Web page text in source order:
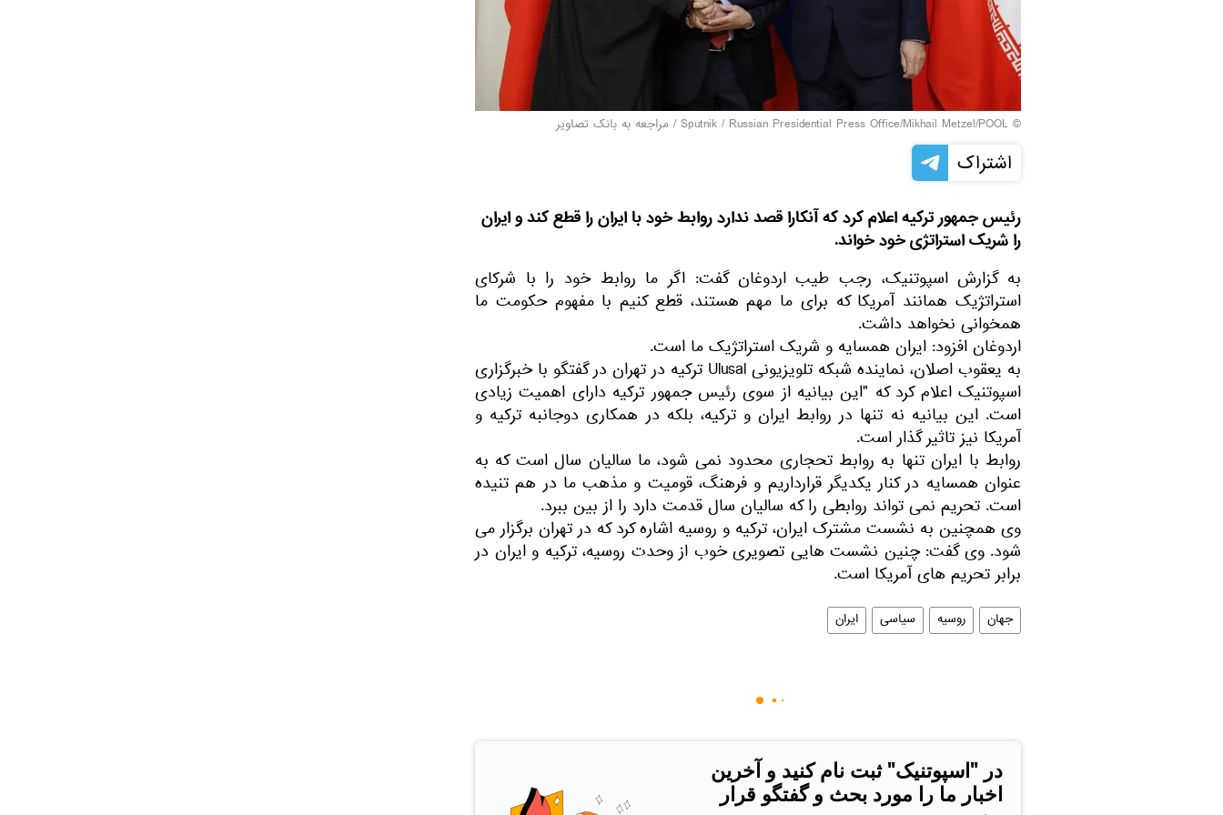
© Sputnik / Russian Presidential Press Office/Mikhail Metzel/POOL
/ مراجعه به بانک تصاویر
اشتراک
رئیس جمهور ترکیه اعلام کرد که آنکارا قصد ندارد روابط خود با ایران را قطع کند و ایران
را شریک استراتژی خود خواند.
به گزارش اسپوتنیک، رجب طیب اردوغان گفت: اگر ما روابط خود را با شرکای
استراتژیک همانند آمریکا که برای ما مهم هستند، قطع کنیم با مفهوم حكومت ما
همخوانی نخواهد داشت.
اردوغان افزود: ایران همسایه و شریک استراتژیک ما است.
به یعقوب اصلان، نماینده شبکه تلویزیونی Ulusal ترکیه در تهران در گفتگو با خبرگزاری
اسپوتنیک اعلام کرد که "این بیانیه از سوی رئیس جمهور ترکیه دارای اهمیت زیادی
است. این بیانیه نه تنها در روابط ایران و ترکیه، بلکه در همکاری دوجانبه ترکیه و
آمریکا نیز تاثیر گذار است.
روابط با ایران تنها به روابط تحجاری محدود نمی شود، ما سالیان سال است که به
عنوان همسایه در کنار یکدیگر قرارداریم و فرهنگ، قومیت و مذهب ما در هم تنیده
است. تحریم نمی تواند روابطی را که سالیان سال قدمت دارد را از بین ببرد.
وی همچنین به نشست مشترک ایران، ترکیه و روسیه اشاره کرد که در تهران برگزار می
شود. وی گفت: چنین نشست هایی تصویری خوب از وحدت روسیه، ترکیه و ایران در
برابر تحریم های آمریکا است.
جهان روسیه سیاسی ایران
در "اسپوتنیک" ثبت نام کنید و آخرین
اخبار ما را مورد بحث و گفتگو قرار